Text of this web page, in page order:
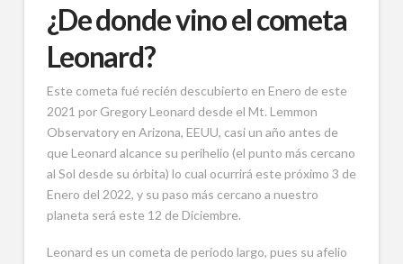
¿De donde vino el cometa
Leonard?
Este cometa fué recién descubierto en Enero de este
2021 por Gregory Leonard desde el Mt. Lemmon
Observatory en Arizona, EEUU, casi un año antes de
que Leonard alcance su perihelio (el punto más cercano
al Sol desde su órbita) lo cual ocurrirá este próximo 3 de
Enero del 2022, y su paso más cercano a nuestro
planeta será este 12 de Diciembre.
Leonard es un cometa de período largo, pues su afelio